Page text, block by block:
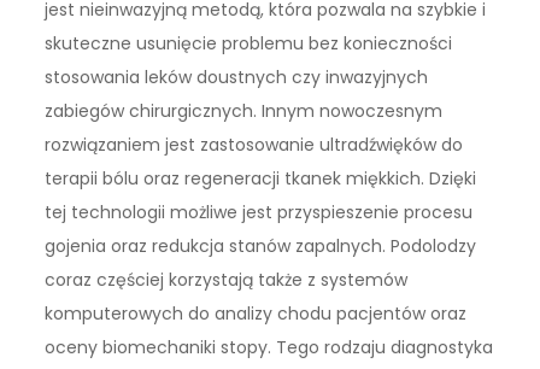
jest nieinwazyjną metodą, która pozwala na szybkie i
skuteczne usunięcie problemu bez konieczności
stosowania leków doustnych czy inwazyjnych
zabiegów chirurgicznych. Innym nowoczesnym
rozwiązaniem jest zastosowanie ultradźwięków do
terapii bólu oraz regeneracji tkanek miękkich. Dzięki
tej technologii możliwe jest przyspieszenie procesu
gojenia oraz redukcja stanów zapalnych. Podolodzy
coraz częściej korzystają także z systemów
komputerowych do analizy chodu pacjentów oraz
oceny biomechaniki stopy. Tego rodzaju diagnostyka